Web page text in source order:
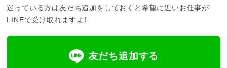
迷っている方は友だち追加をしておくと希望に近いお仕事が
LINEで受け取れますよ！
友だち追加する